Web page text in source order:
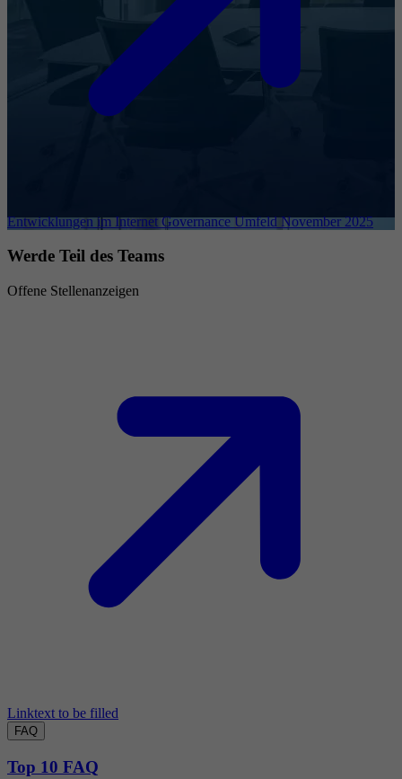
Entwicklungen im Internet Governance Umfeld November 2025
Werde Teil des Teams
Offene Stellenanzeigen
Linktext to be filled
FAQ
Top 10 FAQ